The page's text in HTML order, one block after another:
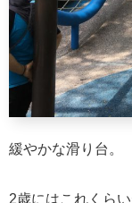
緩やかな滑り台。
2歳にはこれくら